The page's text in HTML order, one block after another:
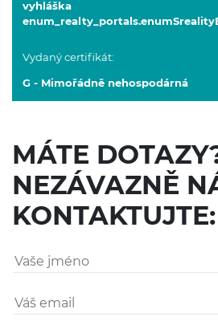
vyhláška
Vydaný certifikát:
G - Mimořádně nehospodárná
MÁTE
NEZÁVAZNĚ
KONTAKTUJTE: